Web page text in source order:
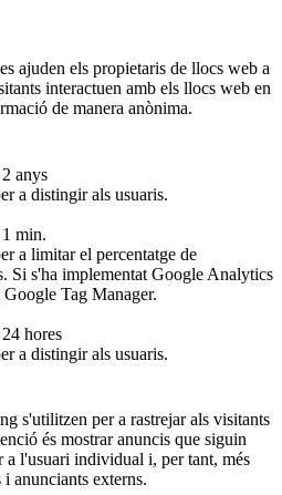
ajuden els propietaris de llocs web a
interactuen amb els llocs web en
de manera anònima.
anys
a distingir als usuaris.
min.
a limitar el percentatge de
Si s'ha implementat Google Analytics
Tag Manager.
hores
a distingir als usuaris.
s'utilitzen per a rastrejar als visitants
és mostrar anuncis que siguin
a l'usuari individual i, per tant, més
anunciants externs.